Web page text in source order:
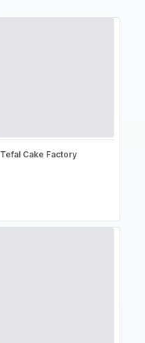
Tefal Cake Factory